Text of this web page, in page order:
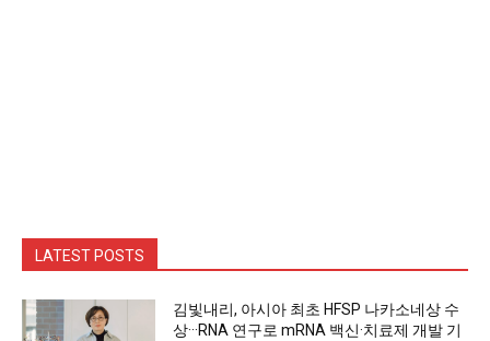
LATEST POSTS
김빛내리, 아시아 최초 HFSP 나카소네상 수
상···RNA 연구로 mRNA 백신·치료제 개발 기